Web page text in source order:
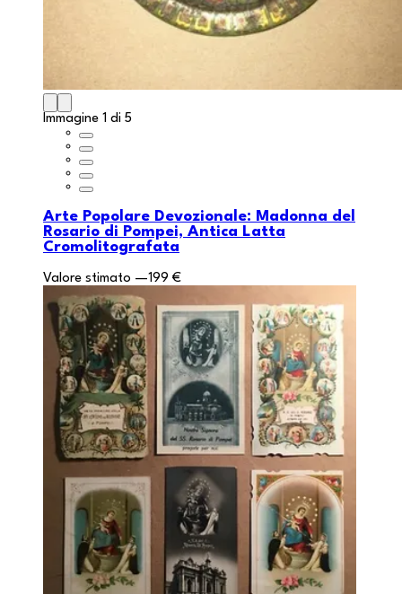
Immagine 1 di 5
Arte Popolare Devozionale: Madonna del
Rosario di Pompei, Antica Latta
Cromolitografata
Valore stimato —199 €